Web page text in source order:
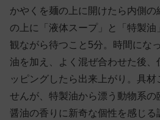
かやくを麺の上に開けたら内側の
の上に「液体スープ」と「特製
観ながら待つこと5分。時間にな
油を加え、よく混ぜ合わせた後、
ッピングしたら出来上がり。具材
せんが、特製油から漂う動物系の
醤油の香りに新奇な個性を感じる